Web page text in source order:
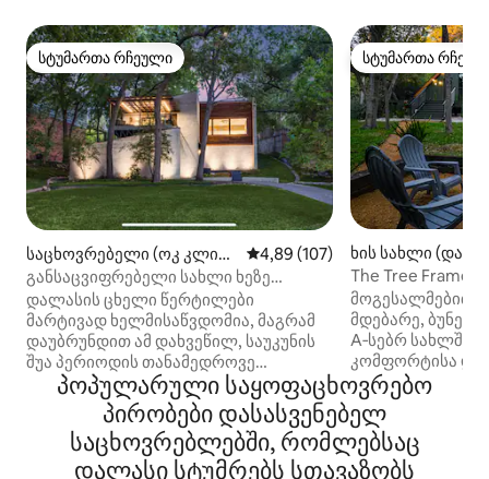
სტუმართა რჩეული
სტუმართა რჩეული
საცხოვრებელი (ოკ კლიფ
ი)
საშუალო შეფასებაა 5‑დან
4,89 (107)
განსაცვიფრებელი სახლი ხეზე
განტვირთვისთვის, ცენტრამდე
15 წუთის სავალზე
დალასის ცხელი წერტილები
მარტივად ხელმისაწვდომია, მაგრამ
დაუბრუნდით ამ დახვეწილ, საუკუნის
შუა პერიოდის თანამედროვე
არქიტექტურულ საგანძურს, შეფის
სამზარეულოთი, ხის წვერების
ხედებით და ულტიმატური შიდა/გარე
ცხოვრებით. ისადილეთ ღია ცის ქვეშ
ტერასიან უკანა ეზოში, სადაც
სტუმართა
სტუმართა
ხის სახლი
The Tree
განტვირთვა
მოგესალმებით
მდებარე,
A‑სებრ სახლში,
კომფორტისა და
იდეალური
მარტო
წყვილებისთვის
ჯგუფებისთვის —
ცხოველებიც კი
პოპულარული საყოფაცხოვრებო
პირობები დასასვენებელ
საცხოვრებლებში, რომლებსაც
დალასი სტუმრებს სთავაზობს